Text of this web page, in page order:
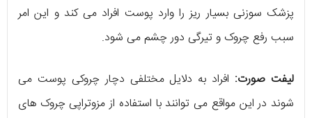
پزشک سوزنی بسیار ریز را وارد پوست افراد می کند و این امر
سبب رفع چروک و تیرگی دور چشم می شود.
لیفت صورت: افراد به دلایل مختلفی دچار چروکی پوست می
شوند در این مواقع می توانند با استفاده از مزوتراپی چروک های